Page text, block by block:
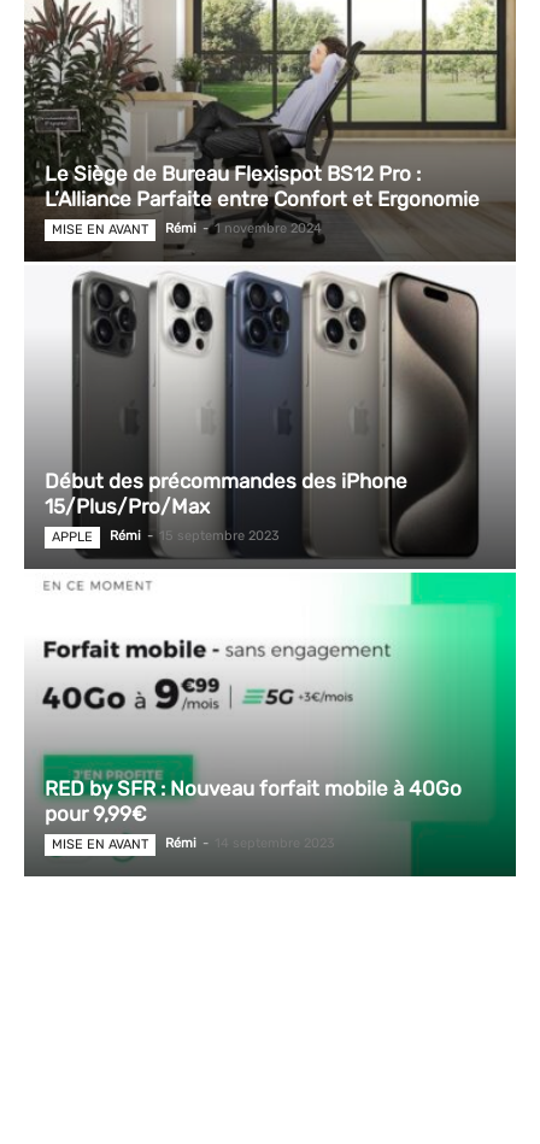
Le Siège de Bureau Flexispot BS12 Pro :
L’Alliance Parfaite entre Confort et Ergonomie
MISE EN AVANT Rémi - 1 novembre 2024
Début des précommandes des iPhone
15/Plus/Pro/Max
APPLE Rémi - 15 septembre 2023
RED by SFR : Nouveau forfait mobile à 40Go
pour 9,99€
MISE EN AVANT Rémi - 14 septembre 2023